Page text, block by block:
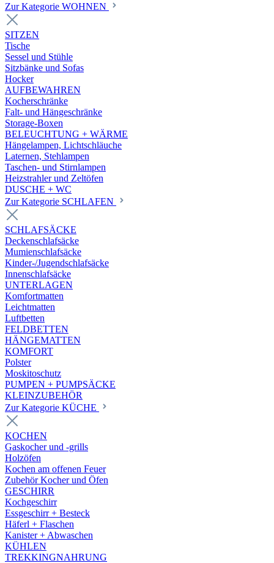
Zur Kategorie WOHNEN
SITZEN
Tische
Sessel und Stühle
Sitzbänke und Sofas
Hocker
AUFBEWAHREN
Kocherschränke
Falt- und Hängeschränke
Storage-Boxen
BELEUCHTUNG + WÄRME
Hängelampen, Lichtschläuche
Laternen, Stehlampen
Taschen- und Stirnlampen
Heizstrahler und Zeltöfen
DUSCHE + WC
Zur Kategorie SCHLAFEN
SCHLAFSÄCKE
Deckenschlafsäcke
Mumienschlafsäcke
Kinder-/Jugendschlafsäcke
Innenschlafsäcke
UNTERLAGEN
Komfortmatten
Leichtmatten
Luftbetten
FELDBETTEN
HÄNGEMATTEN
KOMFORT
Polster
Moskitoschutz
PUMPEN + PUMPSÄCKE
KLEINZUBEHÖR
Zur Kategorie KÜCHE
KOCHEN
Gaskocher und -grills
Holzöfen
Kochen am offenen Feuer
Zubehör Kocher und Öfen
GESCHIRR
Kochgeschirr
Essgeschirr + Besteck
Häferl + Flaschen
Kanister + Abwaschen
KÜHLEN
TREKKINGNAHRUNG